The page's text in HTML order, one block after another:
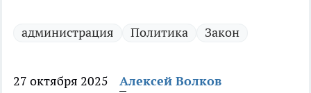
администрация Политика Закон
27 октября 2025 Алексей Волков